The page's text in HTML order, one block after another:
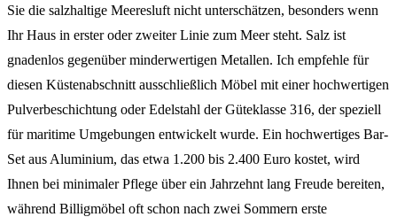
Sie die salzhaltige Meeresluft nicht unterschätzen, besonders wenn
Ihr Haus in erster oder zweiter Linie zum Meer steht. Salz ist
gnadenlos gegenüber minderwertigen Metallen. Ich empfehle für
diesen Küstenabschnitt ausschließlich Möbel mit einer hochwertigen
Pulverbeschichtung oder Edelstahl der Güteklasse 316, der speziell
für maritime Umgebungen entwickelt wurde. Ein hochwertiges Bar-
Set aus Aluminium, das etwa 1.200 bis 2.400 Euro kostet, wird
Ihnen bei minimaler Pflege über ein Jahrzehnt lang Freude bereiten,
während Billigmöbel oft schon nach zwei Sommern erste